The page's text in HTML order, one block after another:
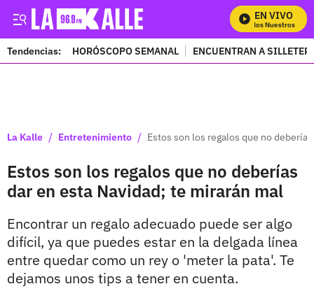
EN VIVO
Mira Todos Nuestros
Tendencias: HORÓSCOPO SEMANAL ENCUENTRAN A
La Kalle / Entretenimiento / Estos son los regalos que no
Estos son los regalos que no deberías
dar en esta Navidad; te mirarán mal
Encontrar un regalo adecuado puede ser algo
difícil, ya que puedes estar en la delgada línea
entre quedar como un rey o 'meter la pata'. Te
dejamos unos tips a tener en cuenta.